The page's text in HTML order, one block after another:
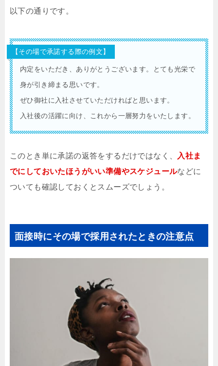
以下の通りです。
【その場で承諾する際の例文】
内定をいただき、ありがとうございます。とても光栄で
身が引き締まる思いです。
ぜひ御社に入社させていただければと思います。
入社後の活躍に向け、これから一層努力をいたします。
このとき単に承諾の返答をするだけではなく、
入社ま
でにしておいたほうがいい準備やスケジュールなどに
ついても確認しておくとスムーズでしょう。
面接時にその場で採用されたときの注意点